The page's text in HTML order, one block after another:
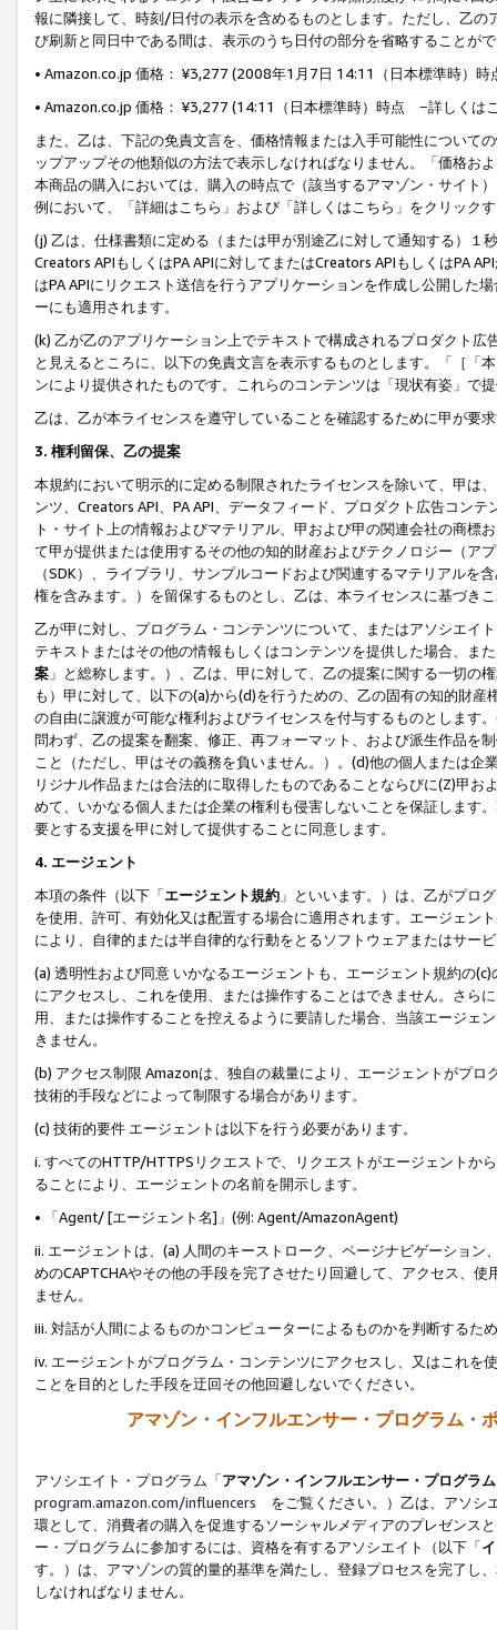
報に隣接して、時刻/日付の表示を含めるものとします。ただし、乙
び刷新と同日中である間は、表示のうち日付の部分を省略することが
• Amazon.co.jp 価格： ¥3,277 (2008年1月7日 14:11（日本標準時）
• Amazon.co.jp 価格： ¥3,277 (14:11（日本標準時）時点 −詳しくは
また、乙は、下記の免責文言を、価格情報または入手可能性について
ップアップその他類似の方法で表示しなければなりません。「価格
本商品の購入においては、購入の時点で（該当するアマゾン・サイト
例において、「詳細はこちら」および「詳しくはこちら」をクリック
(j) 乙は、仕様書類に定める（または甲が別途乙に対して通知する）
Creators APIもしくはPA APIに対してまたはCreators APIもしくはPA
はPA APIにリクエスト送信を行うアプリケーションを作成し公開した
ーにも適用されます。
(k) 乙が乙のアプリケーション上でテキストで構成されるプロダクト
と見えるところに、以下の免責文言を表示するものとします。「［「
ンにより提供されたものです。これらのコンテンツは「現状有姿」で
乙は、乙が本ライセンスを遵守していることを確認するために甲が要
3. 権利留保、乙の提案
本規約において明示的に定める制限されたライセンスを除いて、甲は
ンツ、Creators API、PA API、データフィード、プロダクト広告コン
ト・サイト上の情報およびマテリアル、甲および甲の関連会社の商
て甲が提供または使用するその他の知的財産およびテクノロジー（ア
（SDK）、ライブラリ、サンプルコードおよび関連するマテリアル
権を含みます。）を留保するものとし、乙は、本ライセンスに基づき
乙が甲に対し、プログラム・コンテンツについて、またはアソシエイ
テキストまたはその他の情報もしくはコンテンツを提供した場合、ま
案 」と総称します。）、乙は、甲に対して、乙の提案に関する一切
も）甲に対して、以下の(a)から(d)を行うための、乙の固有の知的財
の自由に譲渡が可能な権利およびライセンスを付与するものとします
問わず、乙の提案を翻案、修正、再フォーマット、および派生作品を
こと（ただし、甲はその義務を負いません。）。(d)他の個人または
リジナル作品または合法的に取得したものであることならびに(Z)甲
めて、いかなる個人または企業の権利も侵害しないことを保証します
要とする支援を甲に対して提供することに同意します。
4. エージェント
本項の条件（以下「エージェント規約 」といいます。）は、乙がプロ
を使用、許可、有効化又は配置する場合に適用されます。エージェン
により、自律的または半自律的な行動をとるソフトウェアまたはサー
(a) 透明性および同意 いかなるエージェントも、エージェント規約の
にアクセスし、これを使用、または操作することはできません。さら
用、または操作することを控えるように要請した場合、当該エージェ
きません。
(b) アクセス制限 Amazonは、独自の裁量により、エージェントがプ
技術的手段などによって制限する場合があります。
(c) 技術的要件 エージェントは以下を行う必要があります。
i. すべてのHTTP/HTTPSリクエストで、リクエストがエージェントか
ることにより、エージェントの名前を開示します。
• 「Agent/ [エージェント名]」(例: Agent/AmazonAgent)
ii. エージェントは、(a) 人間のキーストローク、ページナビゲーショ
めのCAPTCHAやその他の手段を完了させたり回避して、アクセス、
ません。
iii. 対話が人間によるものかコンピューターによるものかを判断するた
iv. エージェントがプログラム・コンテンツにアクセスし、又はこれ
ことを目的とした手段を迂回その他回避しないでください。
アマゾン・インフルエンサー・プログラム・
アソシエイト・プログラム「アマゾン・インフルエンサー・プログラム
program.amazon.com/influencers をご覧ください。）乙は、アソシ
環として、消費者の購入を促進するソーシャルメディアのプレゼンス
ー・プログラムに参加するには、資格を有するアソシエイト（以下「
す。）は、アマゾンの質的量的基準を満たし、登録プロセスを完了し、
しなければなりません。